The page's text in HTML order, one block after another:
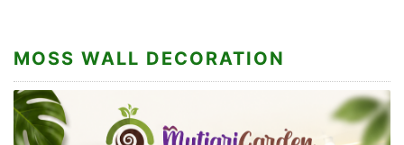
MOSS WALL DECORATION